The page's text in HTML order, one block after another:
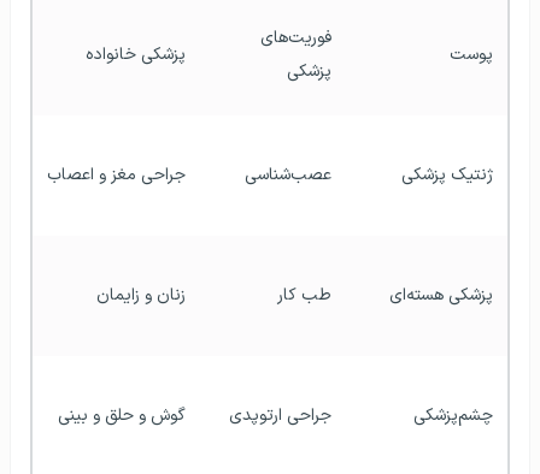
پوست
پزشکی
پزشکی خانواده
ژنتیک پزشکی عصب‌شناسی جراحی مغز و اعصاب
پزشکی هسته‌ای طب کار زنان و زایمان
چشم‌پزشکی جراحی ارتوپدی گوش و حلق و بینی